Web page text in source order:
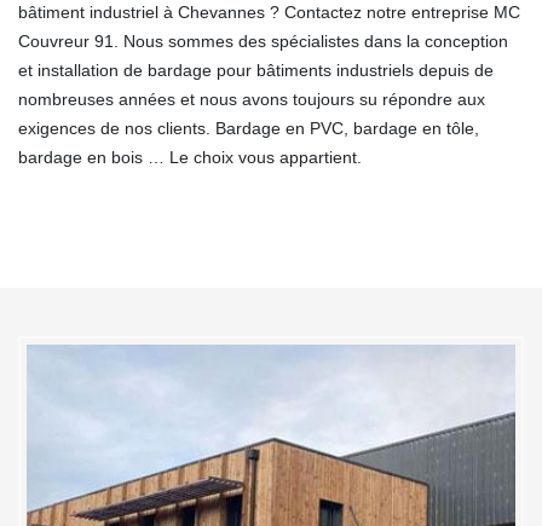
bâtiment industriel à Chevannes ? Contactez notre entreprise MC
Couvreur 91. Nous sommes des spécialistes dans la conception
et installation de bardage pour bâtiments industriels depuis de
nombreuses années et nous avons toujours su répondre aux
exigences de nos clients. Bardage en PVC, bardage en tôle,
bardage en bois … Le choix vous appartient.